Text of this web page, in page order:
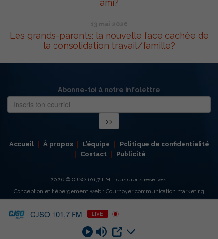
ami?
13 mai 2026
Les grands-parents: la nouvelle face cachée de
la consolidation travail/famille?
Abonne-toi à notre infolettre
Accueil À propos L’équipe
Politique de confidentialité
Contact
Publicité
2026 © CJSO 101,7 FM. Tous droits réservés.
Conception et hébergement web : Cournoyer communication marketing
CJSO 101,7 FM LIVE